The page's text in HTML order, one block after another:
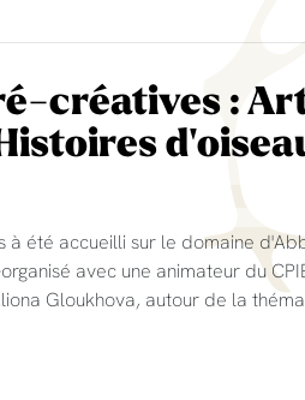
créatives :
à été accueilli sur le domaine
avec une animateur du
Gloukhova, autour de la